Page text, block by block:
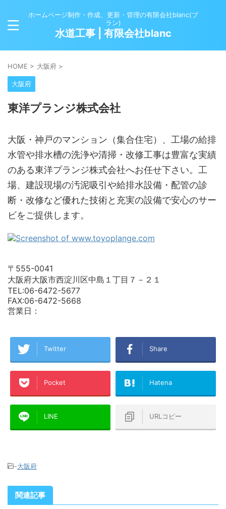
ホームページ制作・作成、更新・管理の有限会社blanc(ブ
ラン)
水道工事 | 有限会社blanc
HOME > 大阪府 >
大阪府
東洋プランジ株式会社
大阪・神戸のマンション（集合住宅）、工場の給排
水管や排水槽の洗浄や清掃・改修工事は豊富な実績
のある東洋プランジ株式会社へお任せ下さい。工
場、建設現場の汚泥吸引や給排水設備・配管の診
断・改修など優れた技術と充実の設備で安心のサー
ビをご提供します。
〒555-0041
大阪府大阪市西淀川区中島１丁目７－２１
TEL:06-6472-5677
FAX:06-6472-5668
営業日：
Twitter Share
Pocket Hatena
LINE URLコピー
-大阪府
関連記事